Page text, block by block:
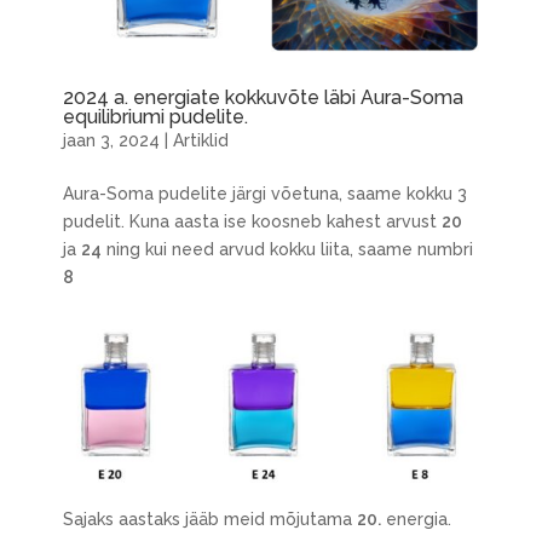
2024 a. energiate kokkuvõte läbi Aura-Soma
equilibriumi pudelite.
jaan 3, 2024 Artiklid
Aura-Soma pudelite järgi võetuna, saame kokku 3
pudelit. Kuna aasta ise koosneb kahest arvust 20
ja 24 ning kui need arvud kokku liita, saame numbri
8
Sajaks aastaks jääb meid mõjutama 20.energia.